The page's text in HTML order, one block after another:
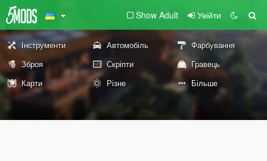
Show Adult Увійти
Інструменти Автомобіль
Фарбування
Зброя
Скріпти
Гравець
Карти
Різне Більше